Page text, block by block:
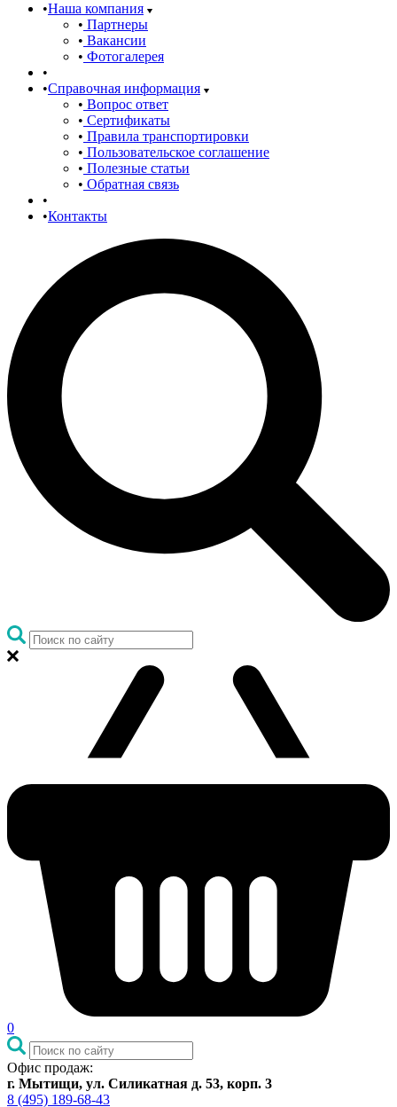
Наша компания
Партнеры
Вакансии
Фотогалерея
Справочная информация
Вопрос ответ
Сертификаты
Правила транспортировки
Пользовательское соглашение
Полезные статьи
Обратная связь
Контакты
0
Офис продаж:
г. Мытищи, ул. Силикатная д. 53, корп. 3
8 (495) 189-68-43